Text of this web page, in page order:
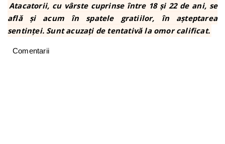
Atacatorii, cu vârste cuprinse între 18 și 22 de ani, se
află și acum în spatele gratiilor, în așteptarea
sentinței. Sunt acuzați de tentativă la omor calificat.
Comentarii